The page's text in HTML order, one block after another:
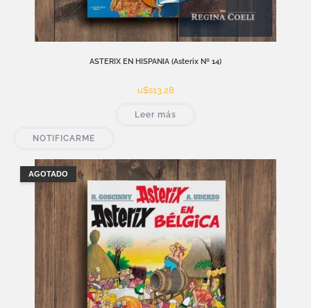
ASTERIX EN HISPANIA (Asterix Nº 14)
u$s13,28
Leer más
NOTIFICARME
AGOTADO